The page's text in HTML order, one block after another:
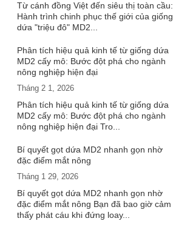
Từ cánh đồng Việt đến siêu thị toàn cầu:
Hành trình chinh phục thế giới của giống
dứa "triệu đô" MD2...
Phân tích hiệu quả kinh tế từ giống dứa
MD2 cấy mô: Bước đột phá cho ngành
nông nghiệp hiện đại
Tháng 2 1, 2026
Phân tích hiệu quả kinh tế từ giống dứa
MD2 cấy mô: Bước đột phá cho ngành
nông nghiệp hiện đại Tro...
Bí quyết gọt dứa MD2 nhanh gọn nhờ
đặc điểm mắt nông
Tháng 1 29, 2026
Bí quyết gọt dứa MD2 nhanh gọn nhờ
đặc điểm mắt nông Bạn đã bao giờ cảm
thấy phát cáu khi đứng loay...